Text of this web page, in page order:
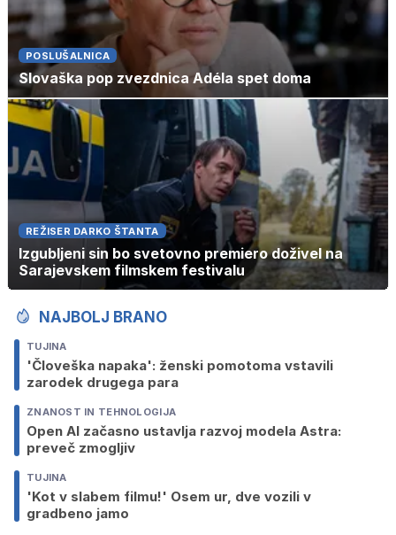
POSLUŠALNICA
Slovaška pop zvezdnica Adéla spet doma
REŽISER DARKO ŠTANTA
Izgubljeni sin bo svetovno premiero doživel na
Sarajevskem filmskem festivalu
NAJBOLJ BRANO
TUJINA
'Človeška napaka': ženski pomotoma vstavili
zarodek drugega para
ZNANOST IN TEHNOLOGIJA
Open AI začasno ustavlja razvoj modela Astra:
preveč zmogljiv
TUJINA
'Kot v slabem filmu!' Osem ur, dve vozili v
gradbeno jamo